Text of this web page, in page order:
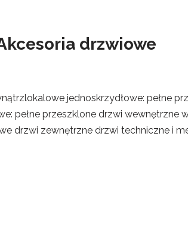
drzwiowe
jednoskrzydłowe: pełne
pełne przeszklone drzwi wewnętrzne
drzwi zewnętrzne drzwi techniczne i